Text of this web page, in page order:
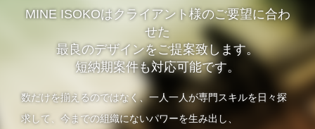
MINE ISOKOはクライアント様のご要望に合わ
せた
最良のデザインをご提案致します。
短納期案件も対応可能です。
数だけを揃えるのではなく、一人一人が専門スキルを日々探
求して、今までの組織にないパワーを生み出し、